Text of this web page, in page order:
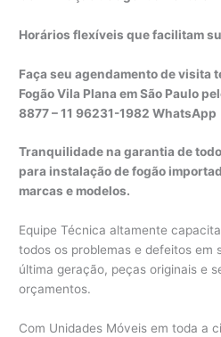
Horários flexíveis que facilitam
Faça seu agendamento de visita
Fogão Vila Plana em São Paulo
8877 – 11 96231-1982 WhatsApp
Tranquilidade na garantia de
para instalação de fogão
marcas e modelos.
Equipe Técnica altamente
todos os problemas e defeitos em
última geração, peças originais e
orçamentos.
Com Unidades Móveis em toda a